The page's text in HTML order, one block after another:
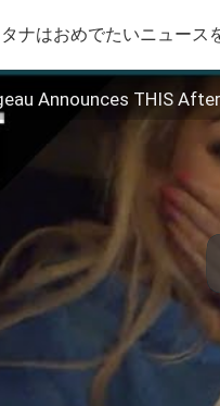
ナはおめでたいニュース
Announces THIS